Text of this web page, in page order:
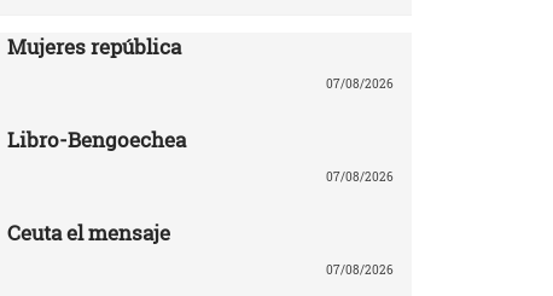
Mujeres república
07/08/2026
Libro-Bengoechea
07/08/2026
Ceuta el mensaje
07/08/2026